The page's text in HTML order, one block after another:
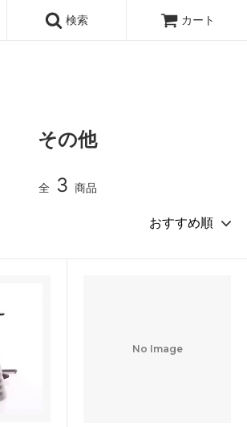
検索 カート
その他
全 3 商品
No Image